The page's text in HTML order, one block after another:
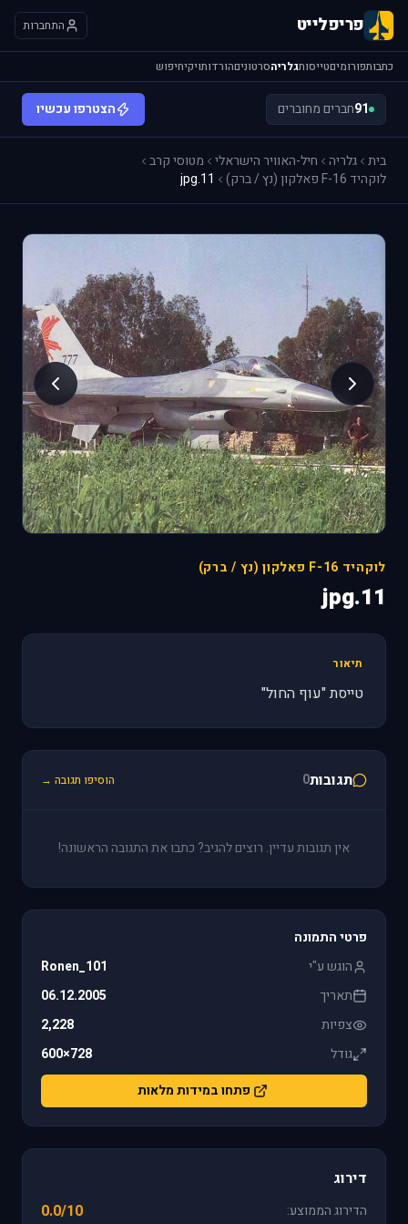
פריפלייט התחברות
כתבותפורומיםטייסותגלריהסרטוניםהורדותויקיחיפוש
91חברים מחוברים הצטרפו עכשיו
בית גלריה חיל-האוויר הישראלי
מטוסי קרב
לוקהיד F-16 פאלקון (נץ / ברק)
11.jpg
לוקהיד F-16 פאלקון (נץ / ברק)
11.jpg
תיאור
טייסת "עוף החול"
תגובות0 הוסיפו תגובה →
אין תגובות עדיין. רוצים להגיב? כתבו את התגובה הראשונה!
פרטי התמונה
הוגש ע"י
Ronen_101
תאריך
06.12.2005
צפיות
2,228
גודל
728×600
פתחו במידות מלאות
דירוג
הדירוג הממוצע: 0.0/10